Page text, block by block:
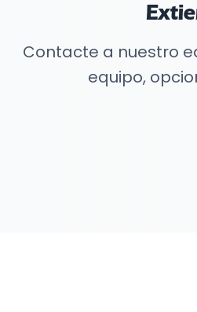
Contacte a nuestro
equipo,